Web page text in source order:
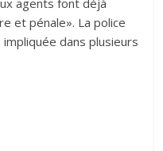
agents font déjà
et pénale». La police
dans plusieurs